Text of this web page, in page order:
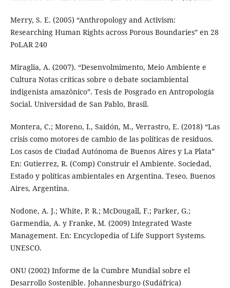
Merry, S. E. (2005) “Anthropology and Activism:
Researching Human Rights across Porous Boundaries” en 28
PoLAR 240
Miraglia, A. (2007). “Desenvolmimento, Meio Ambiente e
Cultura Notas críticas sobre o debate sociambiental
indigenista amazônico”. Tesis de Posgrado en Antropología
Social. Universidad de San Pablo, Brasil.
Montera, C.; Moreno, I., Saidón, M., Verrastro, E. (2018) “Las
crisis como motores de cambio de las políticas de residuos.
Los casos de Ciudad Autónoma de Buenos Aires y La Plata”
En: Gutierrez, R. (Comp) Construir el Ambiente. Sociedad,
Estado y políticas ambientales en Argentina. Teseo. Buenos
Aires, Argentina.
Nodone, A. J.; White, P. R.; McDougall, F.; Parker, G.;
Garmendia, A. y Franke, M. (2009) Integrated Waste
Management. En: Encyclopedia of Life Support Systems.
UNESCO.
ONU (2002) Informe de la Cumbre Mundial sobre el
Desarrollo Sostenible. Johannesburgo (Sudáfrica)